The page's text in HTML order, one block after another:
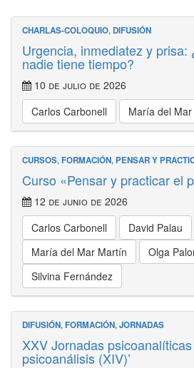
CHARLAS-COLOQUIO, DIFUSIÓN
Urgencia, inmediatez y prisa:
nadie tiene tiempo?
10 de julio de 2026
Carlos Carbonell
María del
CURSOS, FORMACIÓN, PENSAR Y
Curso «Pensar y practicar el
12 de junio de 2026
Carlos Carbonell
David Palau
María del Mar Martín
Olga
Silvina Fernández
DIFUSIÓN, FORMACIÓN, JORNADAS
XXV Jornadas psicoanalíticas
psicoanálisis (XIV)’